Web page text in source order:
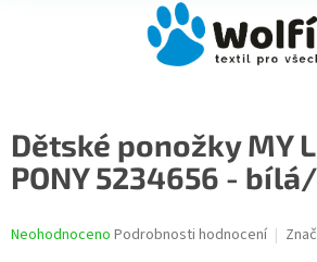
Dětské ponožky MY
PONY 5234656 -
Průměrné
Neohodnoceno Podrobnosti hodnocení